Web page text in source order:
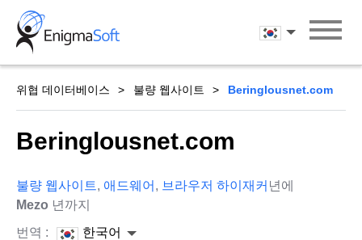
Skip
content
한국어
위협 데이터베이스 불량 웹사이트 Beringlousnet.com
Beringlousnet.com
불량 웹사이트, 애드웨어 , 브라우저 하이재커 년에
Mezo 년까지
번역 :
한국어